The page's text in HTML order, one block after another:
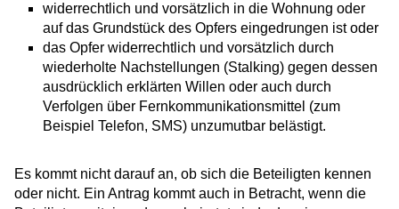
widerrechtlich und vorsätzlich in die Wohnung oder
auf das Grundstück des Opfers eingedrungen ist oder
das Opfer widerrechtlich und vorsätzlich durch
wiederholte Nachstellungen (Stalking) gegen dessen
ausdrücklich erklärten Willen oder auch durch
Verfolgen über Fernkommunikationsmittel (zum
Beispiel Telefon, SMS) unzumutbar belästigt.
Es kommt nicht darauf an, ob sich die Beteiligten kennen
oder nicht. Ein Antrag kommt auch in Betracht, wenn die